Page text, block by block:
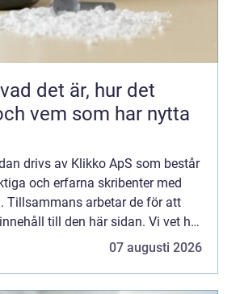
det är, hur det
vem som har nytta
drivs av Klikko ApS som består
och erfarna skribenter med
Tillsammans arbetar de för att
till den här sidan. Vi vet hur
är att läsa och genomgå en
07 augusti 2026